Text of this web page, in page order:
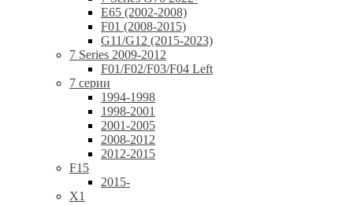
E65 (2002-2008)
F01 (2008-2015)
G11/G12 (2015-2023)
7 Series 2009-2012
F01/F02/F03/F04 Left
7 серии
1994-1998
1998-2001
2001-2005
2008-2012
2012-2015
F15
2015-
X1